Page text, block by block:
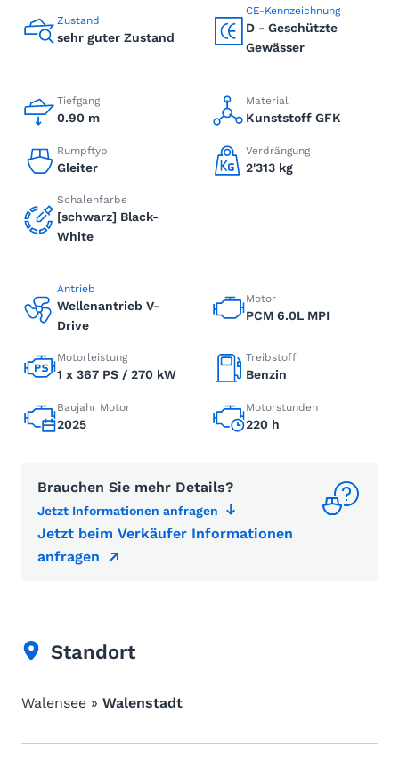
Zustand
sehr guter Zustand
CE-Kennzeichnung
D - Geschützte
Gewässer
Tiefgang
0.90 m
Material
Kunststoff GFK
Rumpftyp
Gleiter
Verdrängung
2'313 kg
Schalenfarbe
[schwarz] Black-
White
Antrieb
Wellenantrieb V-
Drive
Motor
PCM 6.0L MPI
Motorleistung
1 x 367 PS / 270 kW
Treibstoff
Benzin
Baujahr Motor
2025
Motorstunden
220 h
Brauchen Sie mehr Details?
Jetzt Informationen anfragen
Jetzt beim Verkäufer Informationen
anfragen
Standort
Walensee » Walenstadt